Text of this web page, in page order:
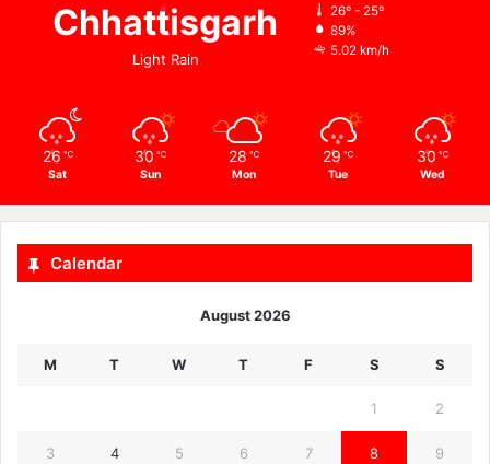
Chhattisgarh
Light Rain
26º - 25º
89%
5.02 km/h
26 ℃
Sat
30 ℃
Sun
28 ℃
Mon
29 ℃
Tue
30 ℃
Wed
Calendar
August 2026
M T W T F S S
1 2
3 4 5 6 7 8 9